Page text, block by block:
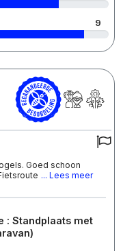
9
Goed schoon
... Lees meer
: Standplaats met